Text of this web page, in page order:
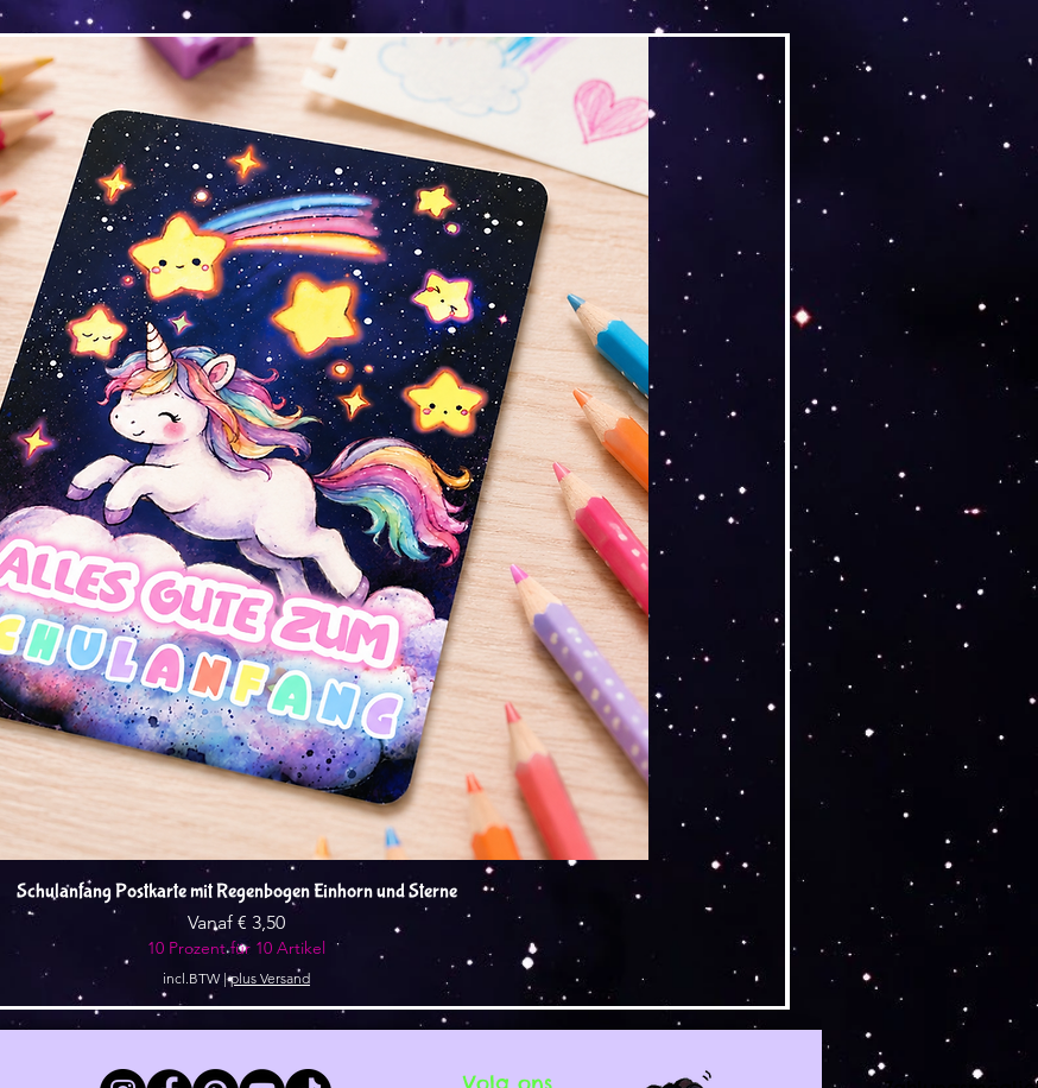
Snel overzicht
Schulanfang Postkarte mit Regenbogen Einhorn und Sterne
Vanaf € 3,50
Verkoopprijs
10 Prozent für 10 Artikel
incl.BTW |plus Versand
Versand by Tiny Tami